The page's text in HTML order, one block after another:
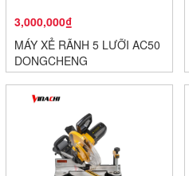
3,000,000₫
MÁY XẺ RÃNH 5 LƯỠI AC50
DONGCHENG